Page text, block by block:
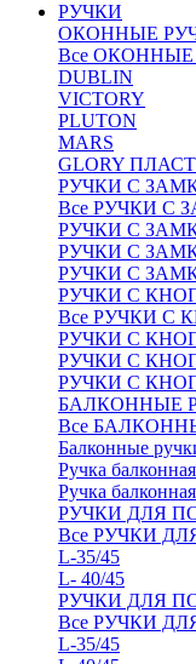
РУЧКИ
ОКОННЫЕ
Все
DUBLIN
VICTORY
PLUTON
MARS
GLORY
РУЧКИ С
Все РУЧКИ С
РУЧКИ С
РУЧКИ С
РУЧКИ С
РУЧКИ С
Все РУЧКИ С
РУЧКИ С
РУЧКИ С
РУЧКИ С
БАЛКОННЫЕ
Все
Балконные
Ручка
Ручка
РУЧКИ ДЛЯ
Все РУЧКИ
L-35/45
L- 40/45
РУЧКИ ДЛЯ
Все РУЧКИ
L-35/45